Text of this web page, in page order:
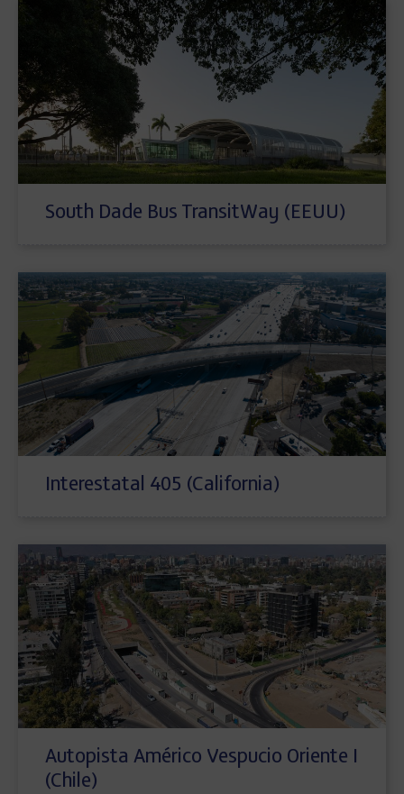
South Dade Bus TransitWay (EEUU)
Interestatal 405 (California)
Autopista Américo Vespucio Oriente I
(Chile)